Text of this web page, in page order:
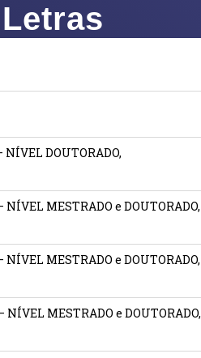
NÍVEL DOUTORADO,
MESTRADO e DOUTORADO,
MESTRADO e DOUTORADO,
NÍVEL MESTRADO e DOUTORADO,